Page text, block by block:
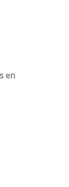
en